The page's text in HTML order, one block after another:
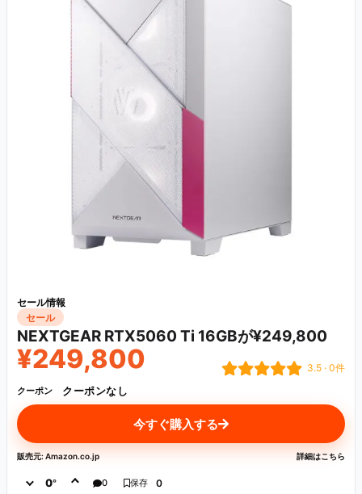
セール情報
セール
NEXTGEAR RTX5060 Ti 16GBが¥249,800
¥249,800 3.5 · 0件
クーポン クーポンなし
今すぐ購入する
販売元: Amazon.co.jp 詳細はこちら
0° 0 保存 0